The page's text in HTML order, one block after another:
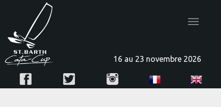
Toggle
16 au 23 novembre 2026